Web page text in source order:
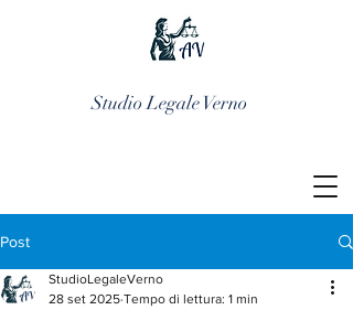
Studio Legale Verno
Post
StudioLegaleVerno
28 set 2025 Tempo di lettura: 1 min